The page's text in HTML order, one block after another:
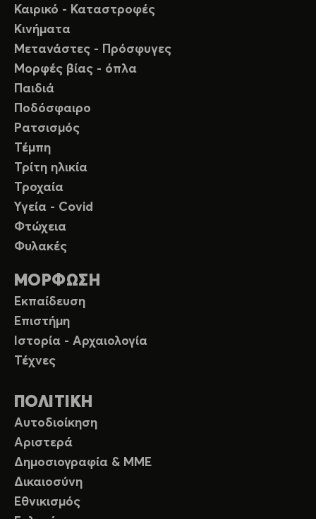
Καιρικό - Καταστροφές
Κινήματα
Μετανάστες - Πρόσφυγες
Μορφές βίας - όπλα
Παιδιά
Ποδόσφαιρο
Ρατσισμός
Τέμπη
Τρίτη ηλικία
Τροχαία
Υγεία - Covid
Φτώχεια
Φυλακές
ΜΟΡΦΩΣΗ
Εκπαίδευση
Επιστήμη
Ιστορία - Αρχαιολογία
Τέχνες
ΠΟΛΙΤΙΚΗ
Αυτοδιοίκηση
Αριστερά
Δημοσιογραφία & ΜΜΕ
Δικαιοσύνη
Εθνικισμός